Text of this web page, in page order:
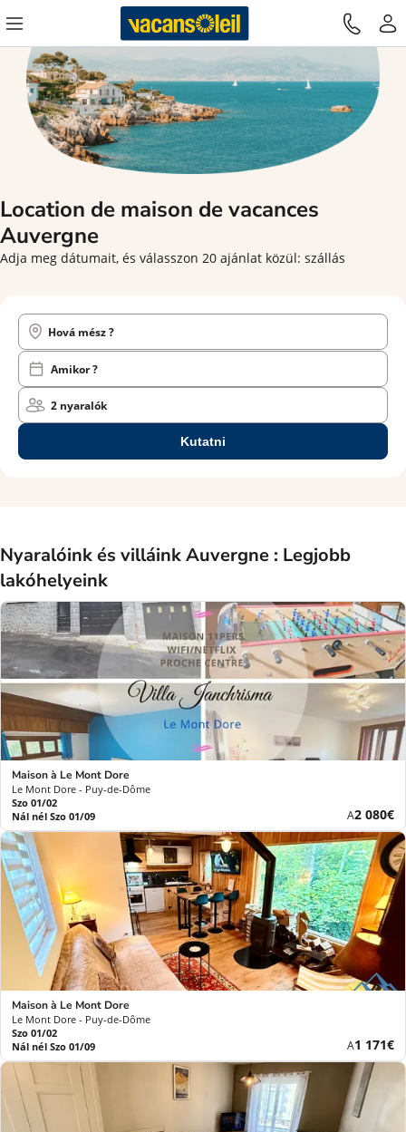
Location de maison de vacances
Auvergne
Adja meg dátumait, és válasszon 20 ajánlat közül: szállás
Hová mész ?
Amikor ?
2 nyaralók
Kutatni
Nyaralóink és villáink Auvergne : Legjobb
lakóhelyeink
Maison à Le Mont Dore
Le Mont Dore - Puy-de-Dôme
Szo 01/02
Nál nél Szo 01/09
AÚj
ár
2 080€
Maison à Le Mont Dore
Le Mont Dore - Puy-de-Dôme
Szo 01/02
Nál nél Szo 01/09
AÚj
ár
1 171€